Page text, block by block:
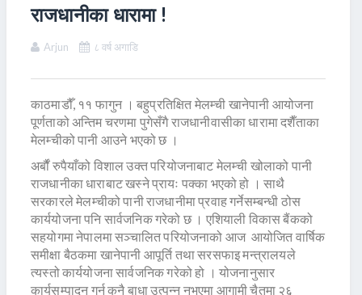
राजधानीका धारामा !
Arjun ८ वर्ष अगाडि
काठमाडौँ, ११ फागुन । बहुप्रतिक्षित मेलम्ची खानेपानी आयोजना
पूर्णताको अन्तिम चरणमा पुगेसँगै राजधानीवासीका धारामा दशैँताका
मेलम्चीको पानी आउने भएको छ ।
अर्बौं रुपैयाँको विशाल उक्त परियोजनाबाट मेलम्ची खोलाको पानी
राजधानीका धाराबाट खस्ने प्रायः पक्का भएको हो । साथै
सरकारले मेलम्चीको पानी राजधानीमा प्रवाह गर्नेसम्बन्धी ठोस
कार्ययोजना पनि सार्वजनिक गरेको छ । एशियाली विकास बैंकको
सहयोगमा नेपालमा सञ्चालित परियोजनाको आज आयोजित वार्षिक
समीक्षा बैठकमा खानेपानी आपूर्ति तथा सरसफाइ मन्त्रालयले
त्यस्तो कार्ययोजना सार्वजनिक गरेको हो । योजनानुसार
कार्यसम्पादन गर्न कुनै बाधा उत्पन्न नभएमा आगामी चैतमा २६